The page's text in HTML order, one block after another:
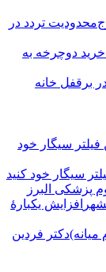
محدودیت تردد در
خرید دوچرخه به
برقفل خانه
سیگار خود کنید
پزشکی البرز
افزایش یکبارۀ
دكتر فردين